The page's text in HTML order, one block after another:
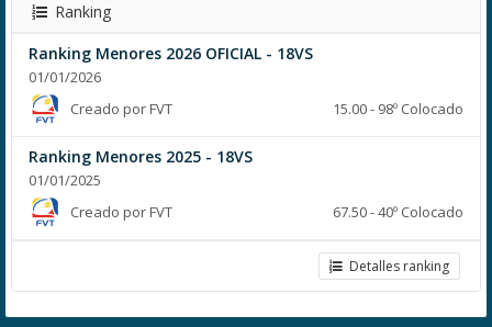
Ranking
Ranking Menores 2026 OFICIAL - 18VS
01/01/2026
Creado por FVT
15.00 - 98º Colocado
Ranking Menores 2025 - 18VS
01/01/2025
Creado por FVT
67.50 - 40º Colocado
Detalles ranking